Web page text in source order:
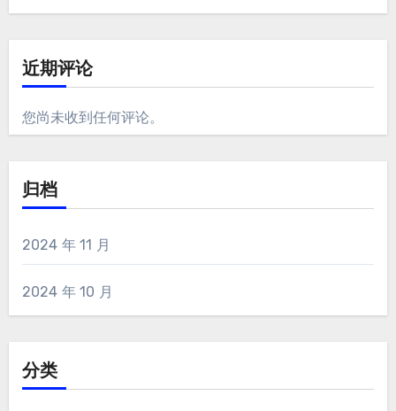
近期评论
您尚未收到任何评论。
归档
2024 年 11 月
2024 年 10 月
分类